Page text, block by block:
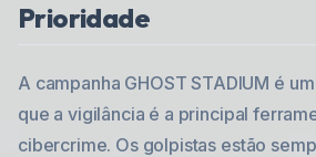
Prioridade
A campanha GHOST STADIUM é
que a vigilância é a principal
cibercrime. Os golpistas estão